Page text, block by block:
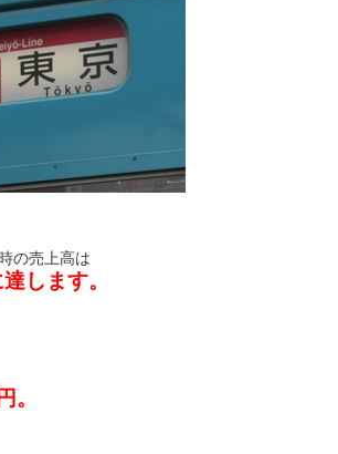
の売上高は
します。
。